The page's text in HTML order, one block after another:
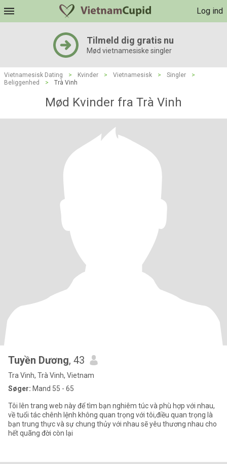
Log ind
Tilmeld dig gratis nu
Mød vietnamesiske singler
Vietnamesisk Dating > Kvinder > Vietnamesisk > Singler
>
Beliggenhed
> Trà Vinh
Mød Kvinder fra Trà Vinh
Tuyền Dương, 43
Tra Vinh, Trà Vinh, Vietnam
Søger: Mand 55 - 65
Tôi lên trang web này để tìm bạn nghiêm túc và phù hợp với nhau,
về tuổi tác chênh lệnh không quan trọng với tôi,điều quan trọng là
bạn trung thực và sự chung thủy với nhau sẽ yêu thương nhau cho
hết quãng đời còn lại